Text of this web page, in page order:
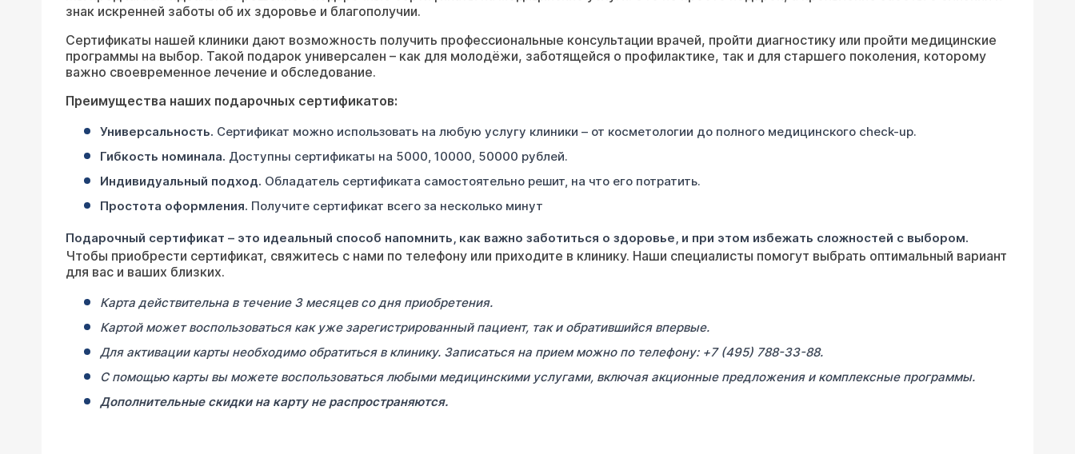
знак искренней заботы об их здоровье и благополучии.
Сертификаты нашей клиники дают возможность получить профессиональные консультации врачей, пройти диагностику или пройти медицинские
программы на выбор. Такой подарок универсален – как для молодёжи, заботящейся о профилактике, так и для старшего поколения, которому
важно своевременное лечение и обследование.
Преимущества наших подарочных сертификатов:
Универсальность. Сертификат можно использовать на любую услугу клиники – от косметологии до полного медицинского check-up.
Гибкость номинала. Доступны сертификаты на 5000, 10000, 50000 рублей.
Индивидуальный подход. Обладатель сертификата самостоятельно решит, на что его потратить.
Простота оформления. Получите сертификат всего за несколько минут
Подарочный сертификат – это идеальный способ напомнить, как важно заботиться о здоровье, и при этом избежать сложностей с выбором.
Чтобы приобрести сертификат, свяжитесь с нами по телефону или приходите в клинику. Наши специалисты помогут выбрать оптимальный вариант
для вас и ваших близких.
Карта действительна в течение 3 месяцев со дня приобретения.
Картой может воспользоваться как уже зарегистрированный пациент, так и обратившийся впервые.
Для активации карты необходимо обратиться в клинику. Записаться на прием можно по телефону: +7 (495) 788-33-88.
С помощью карты вы можете воспользоваться любыми медицинскими услугами, включая акционные предложения и комплексные программы.
Дополнительные скидки на карту не распространяются.